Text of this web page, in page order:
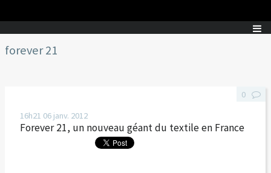
forever 21
16h21 06 janv. 2012
Forever 21, un nouveau géant du textile en France
0